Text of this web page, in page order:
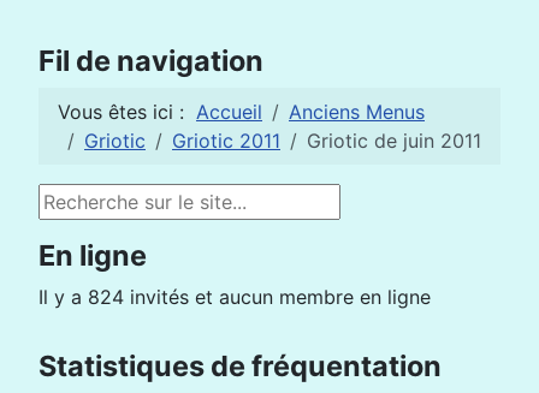
Fil de navigation
Vous êtes ici : Accueil
Anciens Menus
Griotic
Griotic 2011 Griotic de juin 2011
Rechercher
En ligne
Il y a 824 invités et aucun membre en ligne
Statistiques de fréquentation